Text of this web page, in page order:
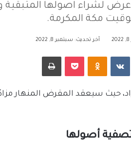
أعلنت المنصة أنها استقبلت 22 عرض لشراء
آخر تحديث: سبتمبر 8, 2022
Odnoklassniki
‫Pocket طباعة